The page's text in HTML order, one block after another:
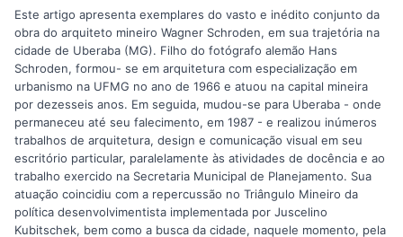
Este artigo apresenta exemplares do vasto e inédito conjunto da
obra do arquiteto mineiro Wagner Schroden, em sua trajetória na
cidade de Uberaba (MG). Filho do fotógrafo alemão Hans
Schroden, formou- se em arquitetura com especialização em
urbanismo na UFMG no ano de 1966 e atuou na capital mineira
por dezesseis anos. Em seguida, mudou-se para Uberaba - onde
permaneceu até seu falecimento, em 1987 - e realizou inúmeros
trabalhos de arquitetura, design e comunicação visual em seu
escritório particular, paralelamente às atividades de docência e ao
trabalho exercido na Secretaria Municipal de Planejamento. Sua
atuação coincidiu com a repercussão no Triângulo Mineiro da
política desenvolvimentista implementada por Juscelino
Kubitschek, bem como a busca da cidade, naquele momento, pela